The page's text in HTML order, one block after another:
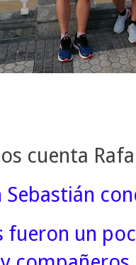
cuenta
Sebastián
fueron un